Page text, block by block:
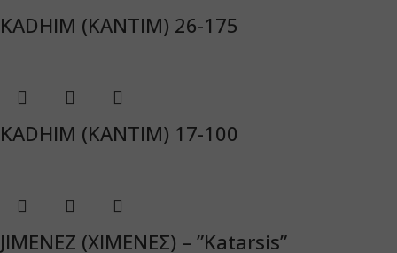
KADHIM (ΚΑΝΤΙΜ) 26-175
KADHIM (ΚΑΝΤΙΜ) 17-100
JIMENEZ (ΧΙΜΕΝΕΣ) – ”Katarsis”